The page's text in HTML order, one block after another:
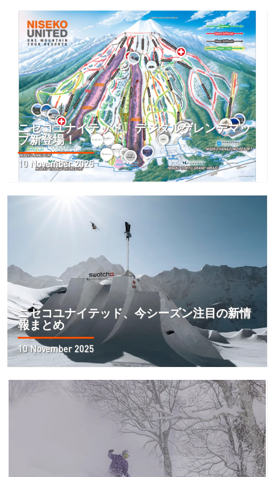
ニセコユナイテッド、デジタルゲレンデマッ
プ新登場！
10 November 2025
ニセコユナイテッド、今シーズン注目の新情
報まとめ
10 November 2025